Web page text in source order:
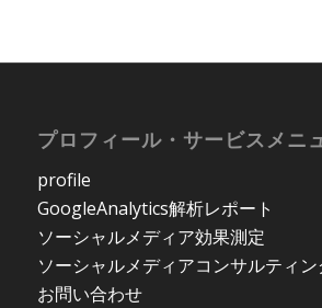
プロフィール・サービスメニ
profile
GoogleAnalytics解析レポート
ソーシャルメディア効果測定
ソーシャルメディアコンサルティン
お問い合わせ